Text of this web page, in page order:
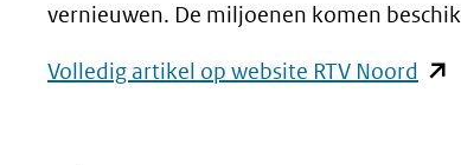
vernieuwen. De miljoenen komen
Volledig artikel op website RTV Noord